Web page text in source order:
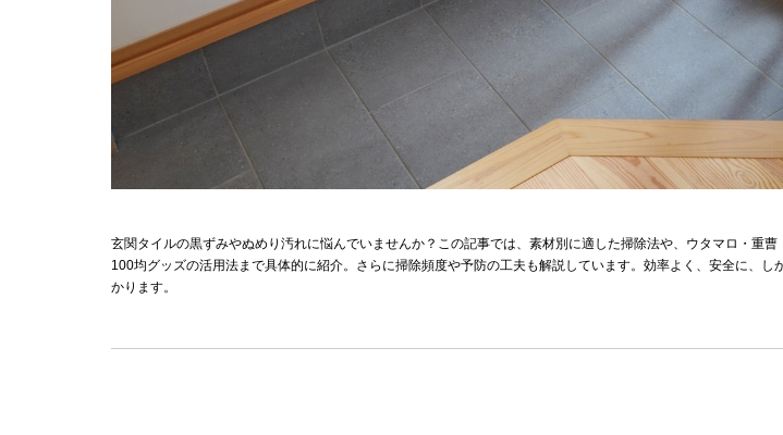
玄関タイルの黒ずみやぬめり汚れに悩んでいませんか？この記事では、素材別に適した掃除法や、ウタマロ・重曹
100均グッズの活用法まで具体的に紹介。さらに掃除頻度や予防の工夫も解説しています。効率よく、安全に、し
かります。